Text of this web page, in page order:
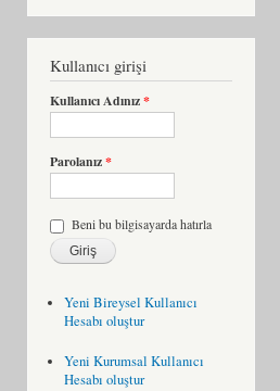
Kullanıcı girişi
Kullanıcı Adınız*
Parolanız*
Beni bu bilgisayarda hatırla
Yeni Bireysel Kullanıcı
Hesabı oluştur
Yeni Kurumsal Kullanıcı
Hesabı oluştur